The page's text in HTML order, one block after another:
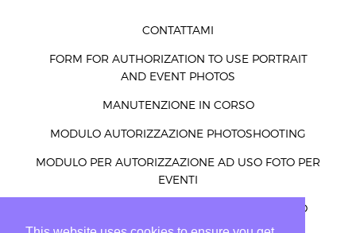
CONTATTAMI
FORM FOR AUTHORIZATION TO USE PORTRAIT
AND EVENT PHOTOS
MANUTENZIONE IN CORSO
MODULO AUTORIZZAZIONE PHOTOSHOOTING
MODULO PER AUTORIZZAZIONE AD USO FOTO PER
EVENTI
MODULO PER AUTORIZZAZIONE AD USO FOTO
RITRATTI ED EVENTI